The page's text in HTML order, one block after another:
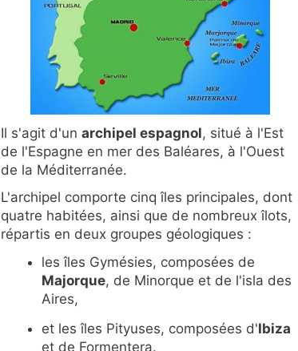
Il s'agit d'un archipel espagnol, situé à l'Est
de l'Espagne en mer des Baléares, à l'Ouest
de la Méditerranée.
L'archipel comporte cinq îles principales, dont
quatre habitées, ainsi que de nombreux îlots,
répartis en deux groupes géologiques :
les îles Gymésies, composées de
Majorque, de Minorque et de l'isla des
Aires,
et les îles Pityuses, composées d'Ibiza
et de Formentera.